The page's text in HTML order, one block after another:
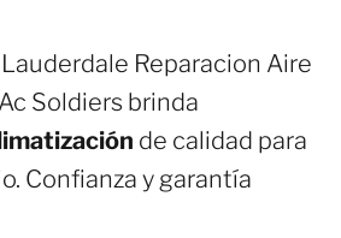
Reparacion Aire
Soldiers brinda
de calidad para
Confianza y garantía